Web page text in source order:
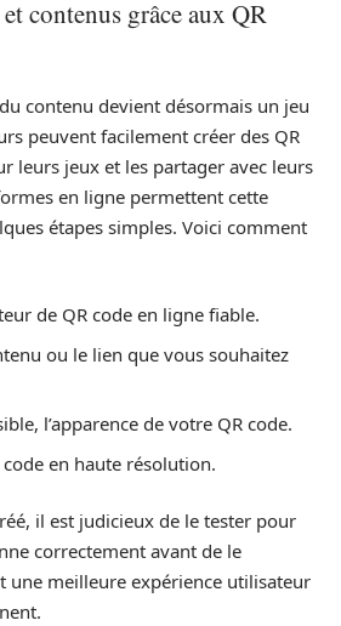
contenus grâce aux QR
contenu devient désormais un jeu
peuvent facilement créer des QR
leurs jeux et les partager avec leurs
en ligne permettent cette
étapes simples. Voici comment
de QR code en ligne fiable.
ou le lien que vous souhaitez
l’apparence de votre QR code.
en haute résolution.
il est judicieux de le tester pour
correctement avant de le
une meilleure expérience utilisateur